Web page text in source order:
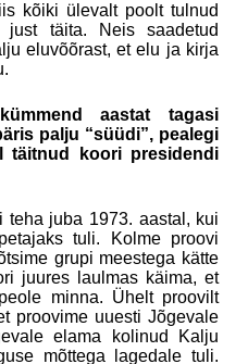
kõiki ülevalt poolt tulnud
täita. Neis saadetud
eluvõõrast, et elu ja kirja
aastat tagasi
palju “süüdi”, pealegi
täitnud koori presidendi
teha juba 1973. aastal, kui
tuli. Kolme proovi
grupi meestega kätte
juures laulmas käima, et
minna. Ühelt proovilt
proovime uuesti Jõgevale
elama kolinud Kalju
mõttega lagedale tuli.